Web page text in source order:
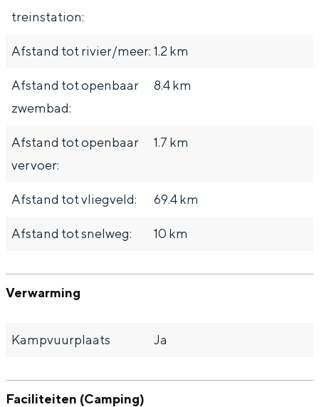
treinstation:
Afstand tot rivier/meer: 1.2 km
Afstand tot openbaar
zwembad:
8.4 km
Afstand tot openbaar
vervoer:
1.7 km
Afstand tot vliegveld: 69.4 km
Afstand tot snelweg: 10 km
Verwarming
Kampvuurplaats Ja
Faciliteiten (Camping)